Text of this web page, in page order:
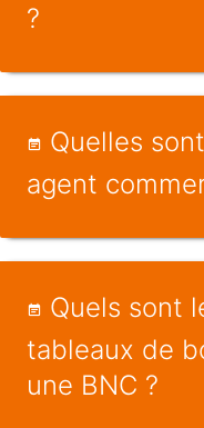
?
Quelles
agent
Quels sont
tableaux de
une BNC ?